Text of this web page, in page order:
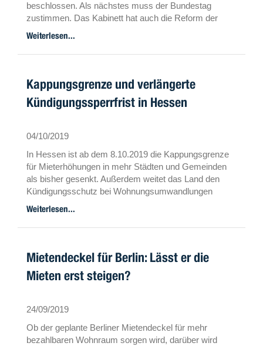
beschlossen. Als nächstes muss der Bundestag
zustimmen. Das Kabinett hat auch die Reform der
Maklerprovision beim Immobilienkauf gebilligt.
Weiterlesen...
Kappungsgrenze und verlängerte
Kündigungssperrfrist in Hessen
04/10/2019
In Hessen ist ab dem 8.10.2019 die Kappungsgrenze
für Mieterhöhungen in mehr Städten und Gemeinden
als bisher gesenkt. Außerdem weitet das Land den
Kündigungsschutz bei Wohnungsumwandlungen
räumlich und zeitlich aus.
Weiterlesen...
Mietendeckel für Berlin: Lässt er die
Mieten erst steigen?
24/09/2019
Ob der geplante Berliner Mietendeckel für mehr
bezahlbaren Wohnraum sorgen wird, darüber wird